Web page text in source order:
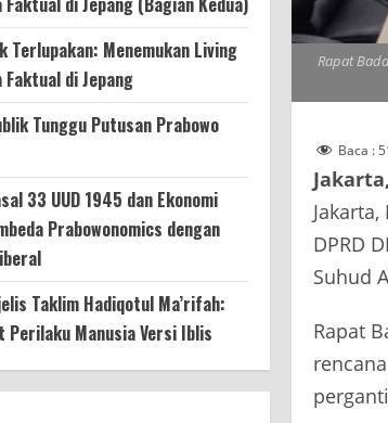
Rapat
Baca :
DPRD
Suhud
Rapat
Terlupakan: Menemukan Living
Faktual di Jepang
Tunggu Putusan Prabowo
33 UUD 1945 dan Ekonomi
Prabowonomics dengan
Taklim Hadiqotul Ma’rifah:
Perilaku Manusia Versi Iblis